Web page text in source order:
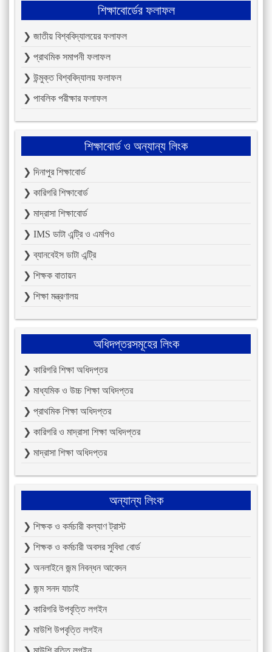
শিক্ষাবোর্ডের ফলাফল
❯ জাতীয় বিশ্ববিদ্যালয়ের ফলাফল
❯ প্রাথমিক সমাপনী ফলাফল
❯ উন্মুক্ত বিশ্ববিদ্যালয় ফলাফল
❯ পাবলিক পরীক্ষার ফলাফল
শিক্ষাবোর্ড ও অন্যান্য লিংক
❯ দিনাপুর শিক্ষাবোর্ড
❯ কারিগরি শিক্ষাবোর্ড
❯ মাদ্রাসা শিক্ষাবোর্ড
❯ IMS ডাটা এন্ট্রি ও এমপিও
❯ ব্যানবেইস ডাটা এন্ট্রি
❯ শিক্ষক বাতায়ন
❯ শিক্ষা মন্ত্রণালয়
অধিদপ্তরসমূহের লিংক
❯ কারিগরি শিক্ষা অধিদপ্তর
❯ মাধ্যমিক ও উচ্চ শিক্ষা অধিদপ্তর
❯ প্রাথমিক শিক্ষা অধিদপ্তর
❯ কারিগরি ও মাদ্রাসা শিক্ষা অধিদপ্তর
❯ মাদ্রাসা শিক্ষা অধিদপ্তর
অন্যান্য লিংক
❯ শিক্ষক ও কর্মচারী কল্যাণ ট্রাস্ট
❯ শিক্ষক ও কর্মচারী অবসর সুবিধা বোর্ড
❯ অনলাইনে জন্ম নিবন্ধন আবেদন
❯ জন্ম সনদ যাচাই
❯ কারিগরি উপবৃত্তি লগইন
❯ মাউশি উপবৃত্তি লগইন